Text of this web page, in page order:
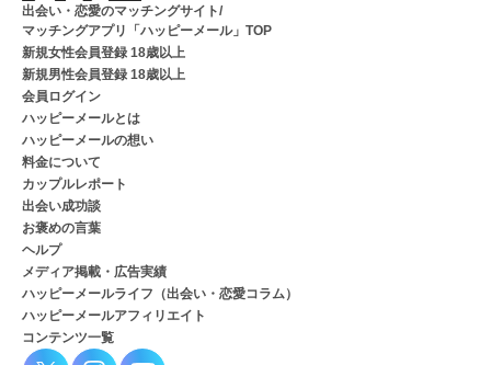
出会い・恋愛のマッチングサイト/
マッチングアプリ「ハッピーメール」TOP
新規女性会員登録 18歳以上
新規男性会員登録 18歳以上
会員ログイン
ハッピーメールとは
ハッピーメールの想い
料金について
カップルレポート
出会い成功談
お褒めの言葉
ヘルプ
メディア掲載・広告実績
ハッピーメールライフ（出会い・恋愛コラム）
ハッピーメールアフィリエイト
コンテンツ一覧